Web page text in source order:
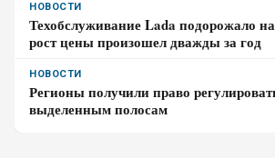
НОВОСТИ
Техобслуживание Lada подорожало
рост цены произошел дважды за год
НОВОСТИ
Регионы получили право
выделенным полосам